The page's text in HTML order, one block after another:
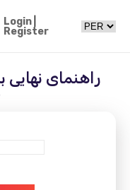
Login|
Register
راهنمای